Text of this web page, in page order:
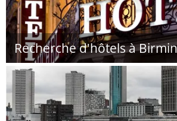
Recherche d'hôtels à